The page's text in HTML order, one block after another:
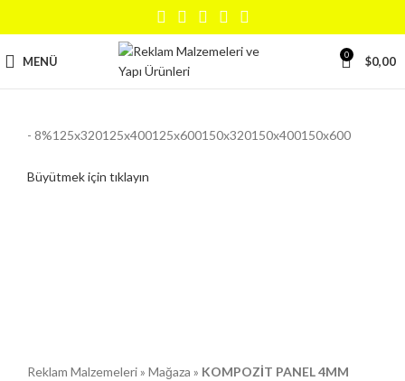
MENÜ 0 $0,00
- 8%125x320125x400125x600150x320150x400150x600
Büyütmek için tıklayın
Reklam Malzemeleri» Mağaza » KOMPOZİT PANEL 4MM